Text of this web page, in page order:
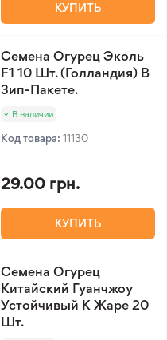
КУПИТЬ
Семена Огурец Эколь
F1 10 Шт. (Голландия) В
Зип-Пакете.
В наличии
Код товара: 11130
29.00 грн.
КУПИТЬ
Семена Огурец
Китайский Гуанчжоу
Устойчивый К Жаре 20
Шт.